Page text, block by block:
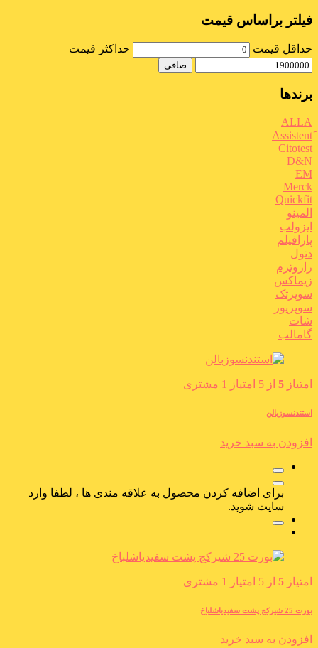
فیلتر براساس قیمت
حداقل قیمت حداكثر قيمت
صافی
برندها
ALLA
Citotest
D&N
EM
Merck
Quickfit
المینو
ایزولب
پارافیلم
دتول
رازوترم
زیماکس
سوپرتک
سوپریور
شات
گامالب
امتیاز 5 از 5 امتیاز 1 مشتری
استندنسوزبالن
افزودن به سبد خرید
برای اضافه کردن محصول به علاقه مندی ها ، لطفا وارد
سایت شوید.
امتیاز 5 از 5 امتیاز 1 مشتری
بورت 25 شیرکج پشت سفیدیاشلباخ
افزودن به سبد خرید